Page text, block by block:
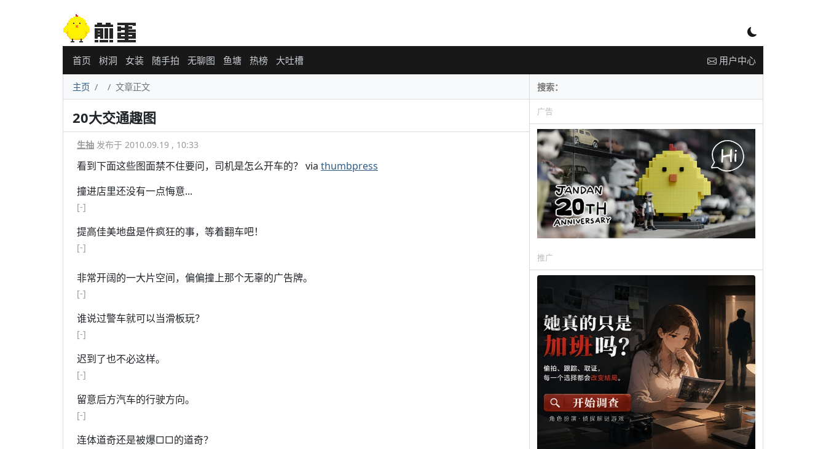
首页 树洞 女装 随手拍 无聊图 鱼塘 热榜 大吐槽 用户中心
主页 文章正文
20大交通趣图
生抽 发布于 2010.09.19 , 10:33
看到下面这些图面禁不住要问，司机是怎么开车的？ via thumbpress
撞进店里还没有一点悔意...
[-]
提高佳美地盘是件疯狂的事，等着翻车吧！
[-]
非常开阔的一大片空间，偏偏撞上那个无辜的广告牌。
[-]
谁说过警车就可以当滑板玩？
[-]
迟到了也不必这样。
[-]
留意后方汽车的行驶方向。
[-]
连体道奇还是被爆□□的道奇？
广告
推广